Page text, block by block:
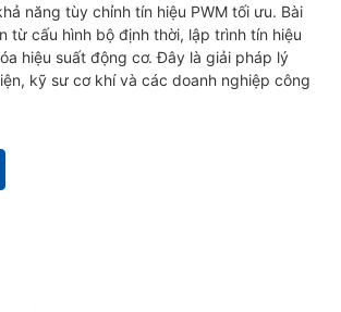
năng tùy chỉnh tín hiệu PWM tối ưu. Bài
từ cấu hình bộ định thời, lập trình tín hiệu
hiệu suất động cơ. Đây là giải pháp lý
kỹ sư cơ khí và các doanh nghiệp công